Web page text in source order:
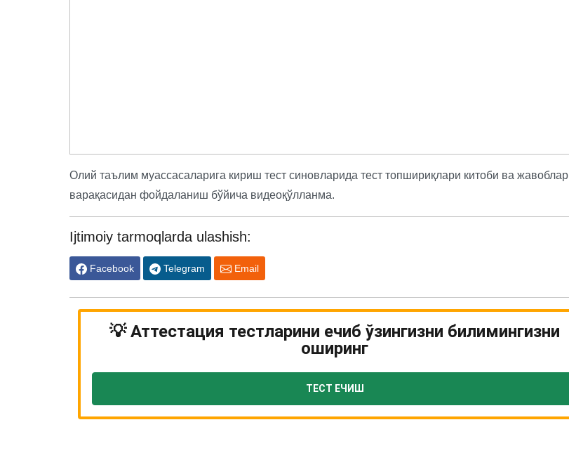
Олий таълим муассасаларига кириш тест синовларида тест топшириқлари китоби ва жавоблар
варақасидан фойдаланиш бўйича видеоқўлланма.
Ijtimoiy tarmoqlarda ulashish:
Facebook Telegram Email
💡 Аттестация тестларини ечиб ўзингизни билимингизни
оширинг
ТЕСТ ЕЧИШ